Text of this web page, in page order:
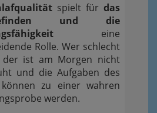
spielt für das
und die
eine
Rolle. Wer schlecht
der ist am Morgen nicht
und die Aufgaben des
zu einer wahren
werden.